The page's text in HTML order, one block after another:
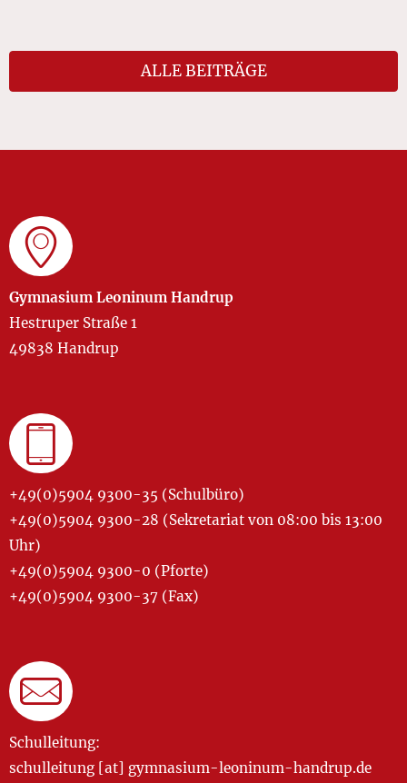
ALLE BEITRÄGE
Gymnasium Leoninum Handrup
Hestruper Straße 1
49838 Handrup
+49(0)5904 9300-35 (Schulbüro)
+49(0)5904 9300-28 (Sekretariat von 08:00 bis 13:00
Uhr)
+49(0)5904 9300-0 (Pforte)
+49(0)5904 9300-37 (Fax)
Schulleitung:
schulleitung [at] gymnasium-leoninum-handrup.de